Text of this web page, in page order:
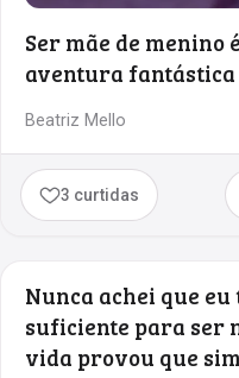
Ser mãe de
aventura fantástica
Beatriz Mello
3 curtidas
Nunca achei que
suficiente para ser
vida provou que